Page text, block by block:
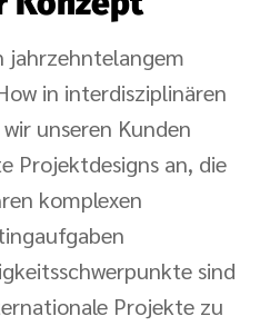
jahrzehntelangem
in interdisziplinären
unseren Kunden
Projektdesigns an, die
komplexen
sind
Projekte zu